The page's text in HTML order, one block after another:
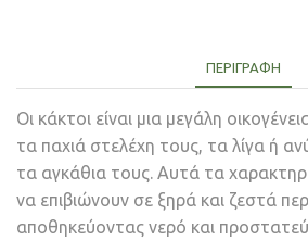
ΠΕΡΙΓΡΑΦΉ
Οι κάκτοι είναι μια μεγάλη
τα παχιά στελέχη τους, τα λίγα ή
τα αγκάθια τους. Αυτά τα
να επιβιώνουν σε ξηρά και ζεστά
αποθηκεύοντας νερό και